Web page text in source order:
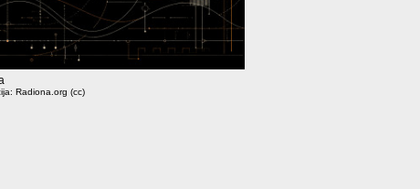
Radiona.org (cc)